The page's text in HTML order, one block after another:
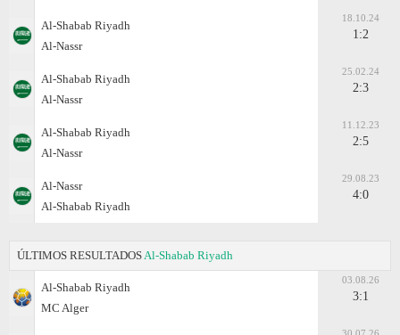
Al-Shabab Riyadh
Al-Nassr
18.10.24
1:2
Al-Shabab Riyadh
Al-Nassr
25.02.24
2:3
Al-Shabab Riyadh
Al-Nassr
11.12.23
2:5
Al-Nassr
Al-Shabab Riyadh
29.08.23
4:0
ÚLTIMOS RESULTADOS Al-Shabab Riyadh
Al-Shabab Riyadh
MC Alger
03.08.26
3:1